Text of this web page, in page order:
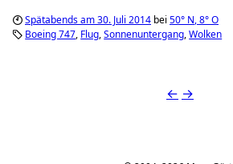
Spätabends am 30. Juli 2014 bei 50° N,8°O
Boeing 747 Flug Sonnenuntergang Wolken
← →